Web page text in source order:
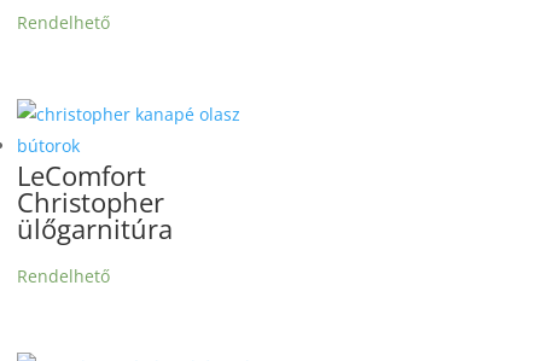
Rendelhető
LeComfort
Christopher
ülőgarnitúra
Rendelhető